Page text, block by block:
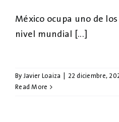
México ocupa uno de
nivel mundial [...]
By Javier Loaiza 22 diciembre,
Read More